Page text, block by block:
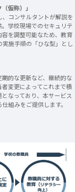
仮称）」
コンサルタントが解説を
学校現場でのセキュリテ
を調整可能なため、教育
施手順の「ひな型」とし
的な更新など、継続的な
変更によってこれまで積
なっており、本サービス
組みをご提供します。